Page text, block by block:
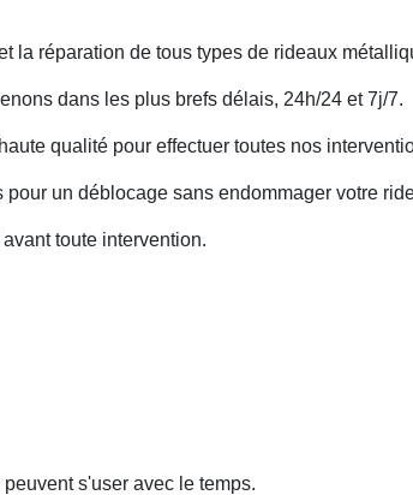
la réparation de tous types de rideaux
dans les plus brefs délais, 24h/24 et 7j/7.
qualité pour effectuer toutes nos
un déblocage sans endommager votre
toute intervention.
s'user avec le temps.